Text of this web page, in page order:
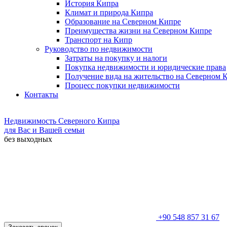
История Кипра
Климат и природа Кипра
Образование на Северном Кипре
Преимущества жизни на Северном Кипре
Транспорт на Кипр
Руководство по недвижимости
Затраты на покупку и налоги
Покупка недвижимости и юридические права
Получение вида на жительство на Северном
Процесс покупки недвижимости
Контакты
Недвижимость Северного Кипра
для Вас и Вашей семьи
без выходных
+90 548 857 31 67